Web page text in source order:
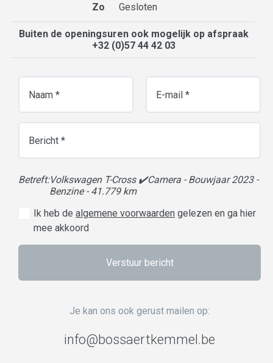
Zo
Gesloten
Buiten de openingsuren ook mogelijk op afspraak
+32 (0)57 44 42 03
Betreft:Volkswagen T-Cross ✔️Camera - Bouwjaar 2023 -
Benzine - 41.779 km
Ik heb de algemene voorwaarden gelezen en ga hier
mee akkoord
Verstuur bericht
Je kan ons ook gerust mailen op:
info@bossaertkemmel.be